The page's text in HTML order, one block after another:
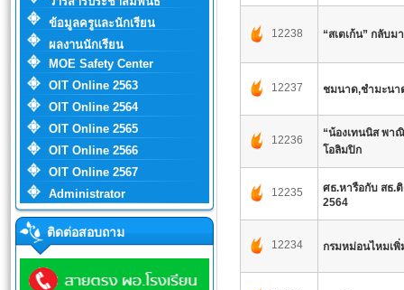
ข้อมูลครูและนักเรียน
ผลงานนักเรียน
MOE Safety Center
OIT Online 2563
OIT Online 2564
OIT Online 2565
OIT Online 2566
OIT Online 2567
Administrator
ติดต่อสอบถาม
12238 “สเตเก้น” กลับ
12237 ชมนาด,ชำมะนา
12236
“น้องเทนนิส พา
โอลิมปิก
12235
ศธ.หารือกับ สธ.
2564
12234 กรมหม่อนไหมเพิ่